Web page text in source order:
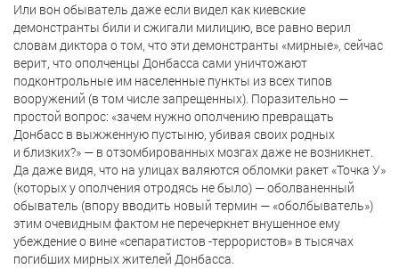
Или вон обыватель даже если видел как киевские
демонстранты били и сжигали милицию, все равно верил
словам диктора о том, что эти демонстранты «мирные», сейчас
верит, что ополченцы Донбасса сами уничтожают
подконтрольные им населенные пункты из всех типов
вооружений (в том числе запрещенных). Поразительно —
простой вопрос: «зачем нужно ополчению превращать
Донбасс в выжженную пустыню, убивая своих родных
и близких?» — в отзомбированных мозгах даже не возникнет.
Да даже видя, что на улицах валяются обломки ракет «Точка У»
(которых у ополчения отродясь не было) — оболваненный
обыватель (впору вводить новый термин — «оболбыватель»)
этим очевидным фактом не перечеркнет внушенное ему
убеждение о вине «сепаратистов -террористов» в тысячах
погибших мирных жителей Донбасса.